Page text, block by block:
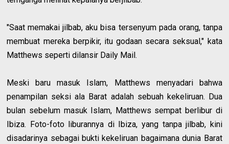
"Saat memakai jilbab, aku bisa tersenyum pada orang, tanpa
membuat mereka berpikir, itu godaan secara seksual," kata
Matthews seperti dilansir Daily Mail.
Meski baru masuk Islam, Matthews menyadari bahwa
penampilan seksi ala Barat adalah sebuah kekeliruan. Dua
bulan sebelum masuk Islam, Matthews sempat berlibur di
Ibiza. Foto-foto liburannya di Ibiza, yang tanpa jilbab, kini
disadarinya sebagai bukti kekeliruan bagaimana dunia Barat